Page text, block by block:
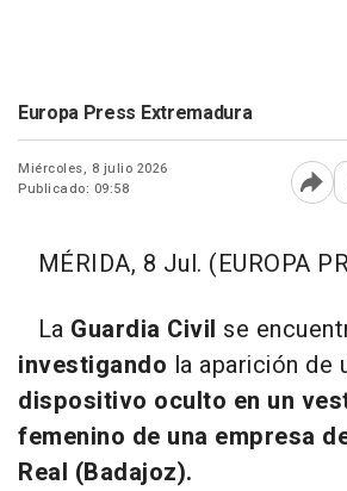
Europa Press Extremadura
Miércoles, 8 julio 2026
Publicado: 09:58
MÉRIDA, 8 Jul. (EUROPA
La Guardia Civil se
investigando la aparición de
dispositivo oculto en un
femenino de una empresa
Real (Badajoz).